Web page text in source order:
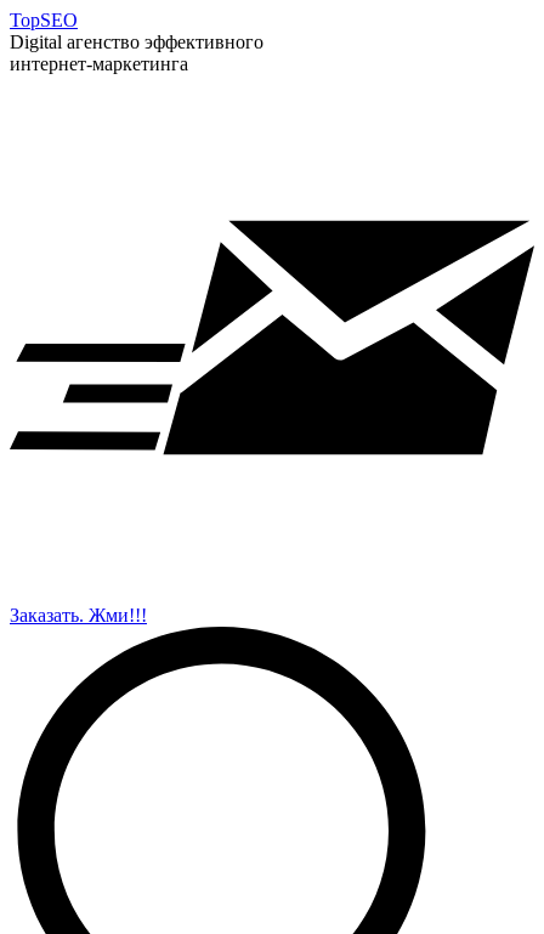
TopSEO
Digital агенство эффективного
интернет-маркетинга
Заказать. Жми!!!